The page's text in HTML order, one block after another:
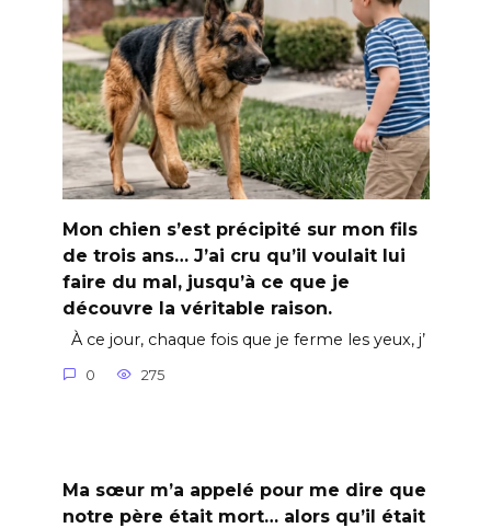
Mon chien s’est précipité sur mon fils
de trois ans… J’ai cru qu’il voulait lui
faire du mal, jusqu’à ce que je
découvre la véritable raison.
À ce jour, chaque fois que je ferme les yeux, j’
0 275
Ma sœur m’a appelé pour me dire que
notre père était mort… alors qu’il était